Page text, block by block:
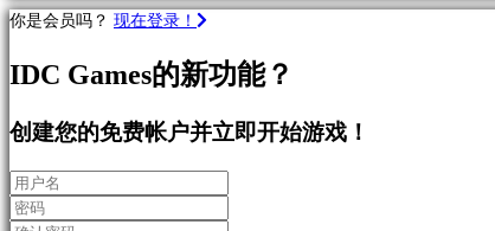
动
游
策
略
游
戏
冒
你是会员吗？ 现在登录！
IDC Games的新功能？
创建您的免费帐户并立即开始游戏！